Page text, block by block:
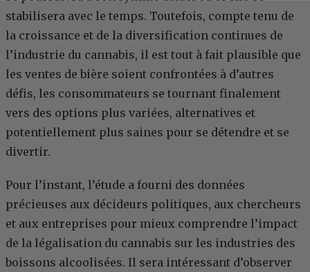
stabilisera avec le temps. Toutefois, compte tenu de
la croissance et de la diversification continues de
l’industrie du cannabis, il est tout à fait plausible que
les ventes de bière soient confrontées à d’autres
défis, les consommateurs se tournant finalement
vers des options plus variées, alternatives et
potentiellement plus saines pour se détendre et se
divertir.
Pour l’instant, l’étude a fourni des données
précieuses aux décideurs politiques, aux chercheurs
et aux entreprises pour mieux comprendre l’impact
de la légalisation du cannabis sur les industries des
boissons alcoolisées. Il sera intéressant d’observer